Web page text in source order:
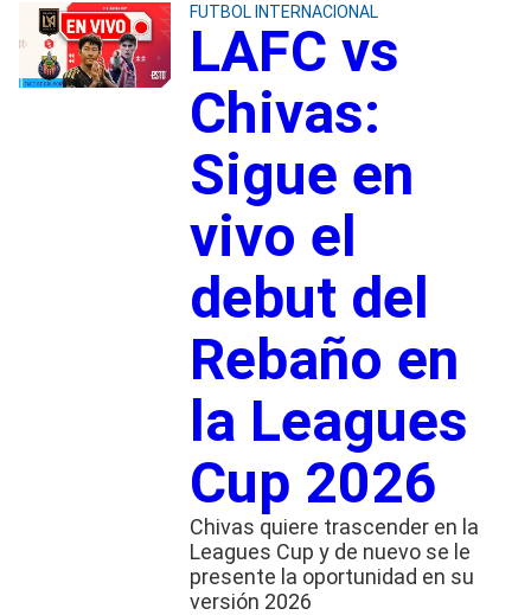
FUTBOL INTERNACIONAL
LAFC vs
Chivas:
Sigue en
vivo el
debut del
Rebaño en
la Leagues
Cup 2026
Chivas quiere trascender en la
Leagues Cup y de nuevo se le
presente la oportunidad en su
versión 2026